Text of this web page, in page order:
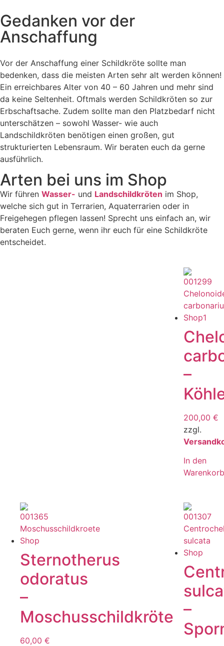
Gedanken vor der
Anschaffung
Vor der Anschaffung einer Schildkröte sollte man
bedenken, dass die meisten Arten sehr alt werden können!
Ein erreichbares Alter von 40 – 60 Jahren und mehr sind
da keine Seltenheit. Oftmals werden Schildkröten so zur
Erbschaftsache. Zudem sollte man den Platzbedarf nicht
unterschätzen – sowohl Wasser- wie auch
Landschildkröten benötigen einen großen, gut
strukturierten Lebensraum. Wir beraten euch da gerne
ausführlich.
Arten bei uns im Shop
Wir führen Wasser- und Landschildkröten im Shop,
welche sich gut in Terrarien, Aquaterrarien oder in
Freigehegen pflegen lassen! Sprecht uns einfach an, wir
beraten Euch gerne, wenn ihr euch für eine Schildkröte
entscheidet.
–
200,00€
zzgl.
In den
Sternotherus
odoratus
–
Moschusschildkröte
60,00 €
–